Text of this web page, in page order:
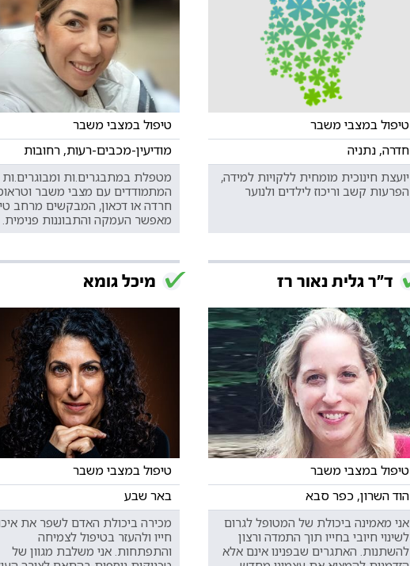
טיפול במצבי משבר
חדרה, נתניה
יועצת חינוכית מומחית ללקויות למידה,
הפרעות קשב וריכוז לילדים ולנוער
טיפול במצבי משבר
מודיעין-מכבים-רעות, רחובות
מטפלת במתבגרים.ות ומבוגרים.ות
המתמודדים עם מצבי משבר
חרדה או דכאון, המבקשים מרחב
מאפשר העמקה והתבוננות פנימית.
ד"ר גלית נאור רז
טיפול במצבי משבר
הוד השרון, כפר סבא
אני מאמינה ביכולת של המטופל לגרום
לשינוי חיובי בחייו תוך התמדה ורצון
להשתנות. האתגרים שבפנינו אינם אלא
מיכל גומא
טיפול במצבי משבר
באר שבע
מכירה ביכולת האדם לשפר את
חייו ולהעזר בטיפול לצמיחה
והתפתחות. אני משלבת מגוון של